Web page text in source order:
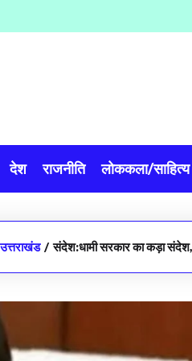
देश राजनीति लोककला/साहित्य
उत्तराखंड / संदेश:धामी सरकार का कड़ा